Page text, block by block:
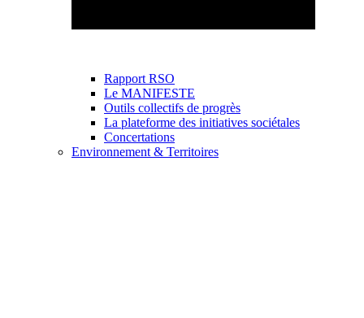
Rapport RSO
Le MANIFESTE
Outils collectifs de progrès
La plateforme des initiatives sociétales
Concertations
Environnement & Territoires